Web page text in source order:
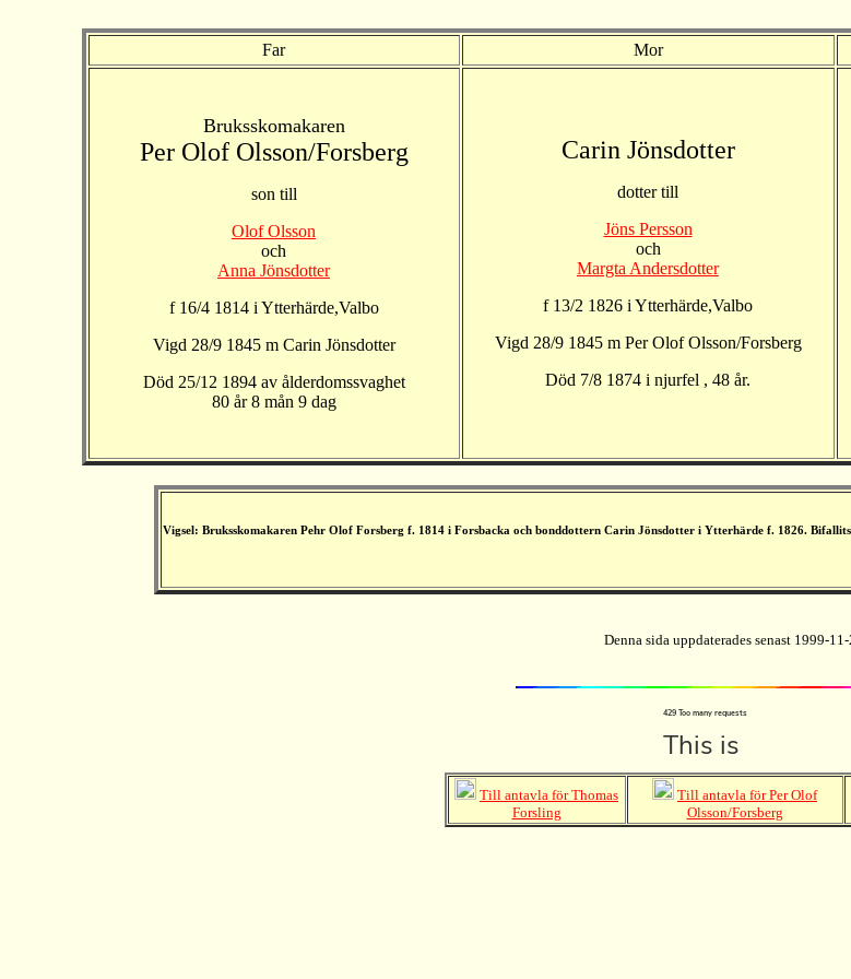
Far Mor
Bruksskomakaren
Per Olof Olsson/Forsberg
son till
Olof Olsson
och
Anna Jönsdotter
f 16/4 1814 i Ytterhärde,Valbo
Vigd 28/9 1845 m Carin Jönsdotter
Död 25/12 1894 av ålderdomssvaghet
80 år 8 mån 9 dag
Carin Jönsdotter
dotter till
Jöns Persson
och
Margta Andersdotter
f 13/2 1826 i Ytterhärde,Valbo
Vigd 28/9 1845 m Per Olof Olsson/Forsberg
Död 7/8 1874 i njurfel , 48 år.
Vigsel: Bruksskomakaren Pehr Olof Forsberg f. 1814 i Forsbacka och bonddottern Carin Jönsdotter i Ytterhärde f. 1826.
Denna sida uppdaterades senast 1999-
Till antavla för Thomas
Forsling
Till antavla för Per Olof
Olsson/Forsberg